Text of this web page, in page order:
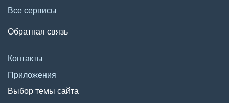
Все сервисы
Обратная связь
Контакты
Приложения
Выбор темы сайта